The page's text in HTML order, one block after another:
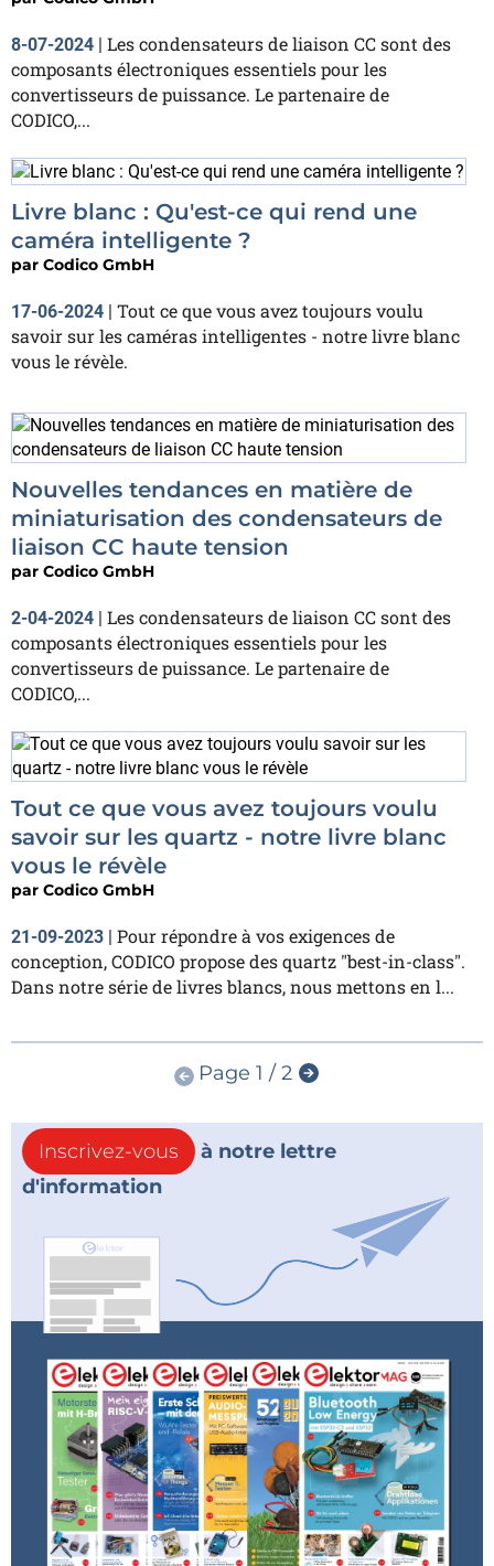
8-07-2024 | Les condensateurs de liaison CC sont des
composants électroniques essentiels pour les
convertisseurs de puissance. Le partenaire de
CODICO,...
Livre blanc : Qu'est-ce qui rend une
caméra intelligente ?
par Codico GmbH
17-06-2024 | Tout ce que vous avez toujours voulu
savoir sur les caméras intelligentes - notre livre blanc
vous le révèle.
Nouvelles tendances en matière de
miniaturisation des condensateurs de
liaison CC haute tension
par Codico GmbH
2-04-2024 | Les condensateurs de liaison CC sont des
composants électroniques essentiels pour les
convertisseurs de puissance. Le partenaire de
CODICO,...
Tout ce que vous avez toujours voulu
savoir sur les quartz - notre livre blanc
vous le révèle
par Codico GmbH
21-09-2023 | Pour répondre à vos exigences de
conception, CODICO propose des quartz "best-in-class".
Dans notre série de livres blancs, nous mettons en l...
Page 1 / 2
Inscrivez-vous
à notre lettre
d'information